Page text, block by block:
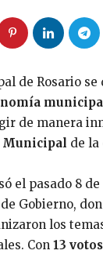
de Rosario
de manera
Municipal de la
el pasado 8
Gobierno,
los
Con 13